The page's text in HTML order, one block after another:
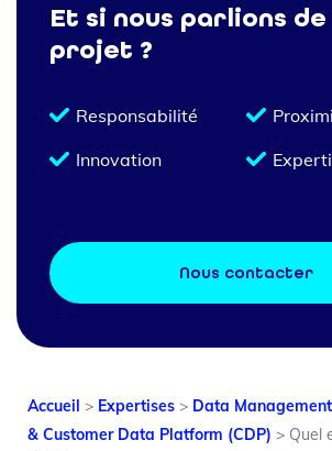
Et si nous parlions
projet ?
Responsabilité
Innovation
Nous contacter
Accueil > Expertises > Data Management
& Customer Data Platform (CDP) > Quel